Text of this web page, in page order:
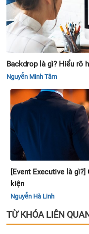
Backdrop là gì? Hiểu rõ
Nguyễn Minh Tâm
[Event Executive là
kiện
Nguyễn Hà Linh
TỪ KHÓA LIÊN